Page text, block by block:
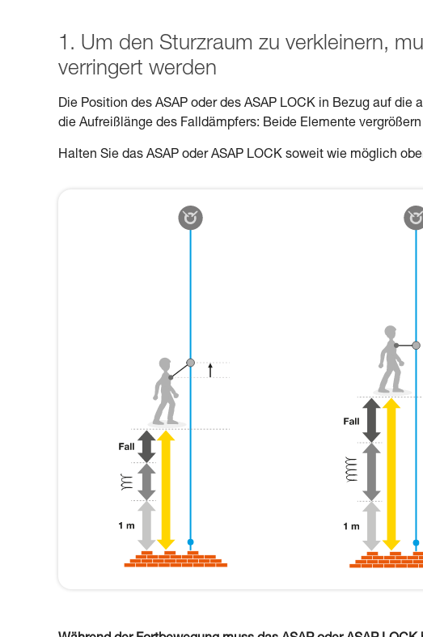
1. Um den Sturzraum zu verkleinern,
verringert werden
Die Position des ASAP oder des ASAP LOCK in Bezug auf
die Aufreißlänge des Falldämpfers: Beide Elemente
Halten Sie das ASAP oder ASAP LOCK soweit wie möglich